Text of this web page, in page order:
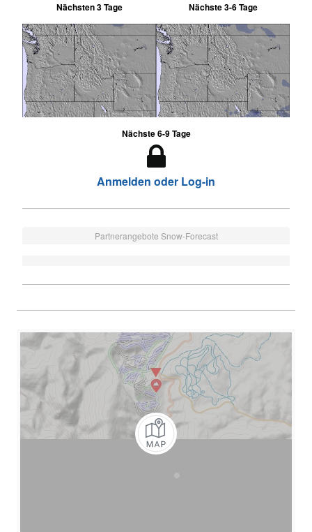
Nächsten 3 Tage Nächste 3-6 Tage
Nächste 6-9 Tage
Anmelden oder Log-in
Partnerangebote Snow-Forecast